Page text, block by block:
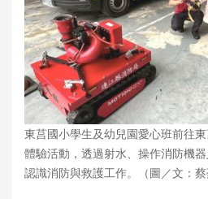
東莒國小學生及幼兒園愛心班前往
體驗活動，透過射水、操作消防機器
認識消防與救護工作。（圖／文：蔡